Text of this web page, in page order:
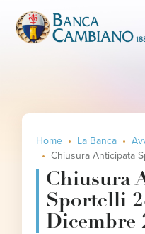
Home La Banca
Chiusura Anticipata Sportelli 24 – 31
Chiusura
Sportelli
Dicembre